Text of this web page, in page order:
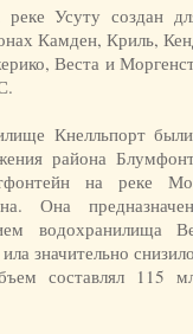
Усуту создан
Камден, Криль,
Веста и
Кнелльпорт
района
на реке
Она
водохранилища
значительно
составлял 115